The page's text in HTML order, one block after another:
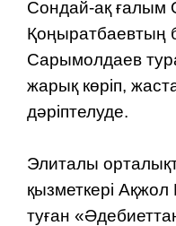
Сондай-ақ ғалым
Қоңыратбаевтың
Сарымолдаев
жарық көріп,
дәріптелуде.
Элиталы
қызметкері
туған